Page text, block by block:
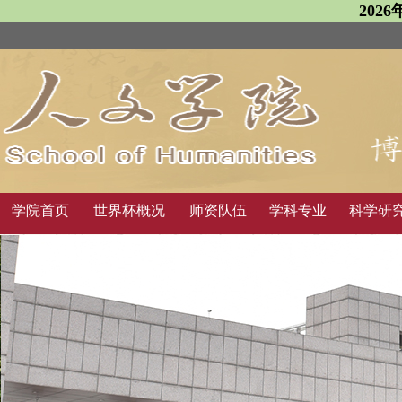
2026
学院首页 世界杯概况 师资队伍 学科专业 科学研